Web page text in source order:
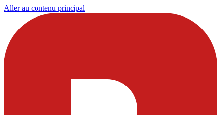
Aller au contenu principal